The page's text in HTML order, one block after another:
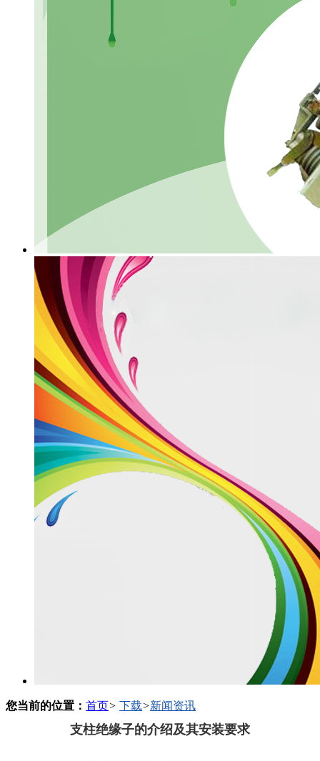
您当前的位置： 首页> 下载>新闻资讯
支柱绝缘子的介绍及其安装要求